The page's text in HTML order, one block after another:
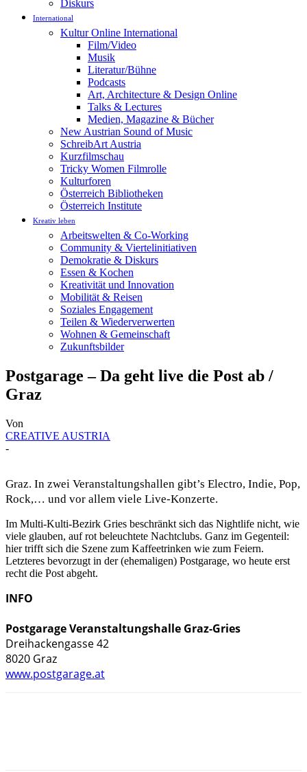
Diskurs
International
Kultur Online International
Film/Video
Musik
Literatur/Bühne
Podcasts
Art, Architecture & Design Online
Talks & Lectures
Medien, Magazine & Bücher
New Austrian Sound of Music
SchreibArt Austria
Kurzfilmschau
Tricky Women Filmrolle
Kulturforen
Österreich Bibliotheken
Österreich Institute
Kreativ leben
Arbeitswelten & Co-Working
Community & Viertelinitiativen
Demokratie & Diskurs
Essen & Kochen
Kreativität und Innovation
Mobilität & Reisen
Soziales Engagement
Teilen & Wiederverwerten
Wohnen & Gemeinschaft
Zukunftsbilder
Postgarage – Da geht live die Post ab /
Graz
Von
CREATIVE AUSTRIA
-
Graz. In zwei Veranstaltungshallen gibt’s Electro, Indie, Pop,
Rock,… und vor allem viele Live-Konzerte.
Im Multi-Kulti-Bezirk Gries beschränkt sich das Nightlife nicht, wie
viele glauben, auf rot beleuchtete Nachtclubs. Ganz im Gegenteil:
hier trifft sich die Szene zum Kaffeetrinken wie zum Feiern.
Letzteres bevorzugt in der (ehemaligen) Postgarage, wo heute erst
recht die Post abgeht.
INFO
Postgarage Veranstaltungshalle Graz-Gries
Dreihackengasse 42
www.postgarage.at